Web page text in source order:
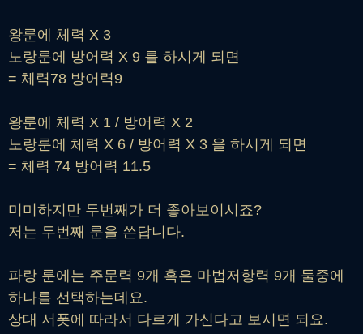
왕룬에 체력 X 3
노랑룬에 방어력 X 9 를 하시게 되면
= 체력78 방어력9
왕룬에 체력 X 1 / 방어력 X 2
노랑룬에 체력 X 6 / 방어력 X 3 을 하시게 되면
= 체력 74 방어력 11.5
미미하지만 두번째가 더 좋아보이시죠?
저는 두번째 룬을 쓴답니다.
파랑 룬에는 주문력 9개 혹은 마법저항력 9개 둘중에
하나를 선택하는데요.
상대 서폿에 따라서 다르게 가신다고 보시면 되요.